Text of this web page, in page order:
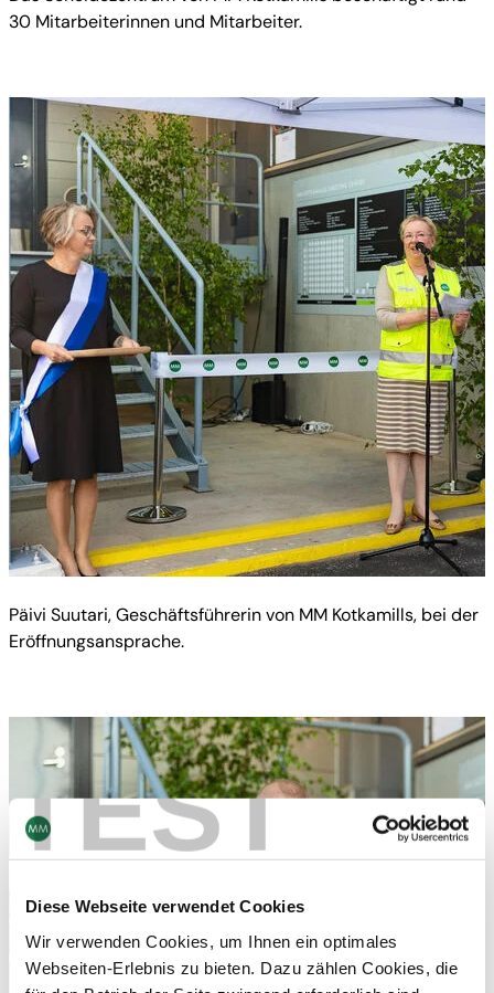
TEST
Diese Webseite verwendet Cookies
Wir verwenden Cookies, um Ihnen ein optimales
Webseiten-Erlebnis zu bieten. Dazu zählen Cookies, die
30 Mitarbeiterinnen und Mitarbeiter.
Päivi Suutari, Geschäftsführerin von MM Kotkamills, bei der
Eröffnungsansprache.